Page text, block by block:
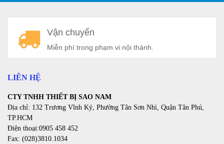
Vận chuyển
Miễn phí trong phạm vi nội thành.
LIÊN HỆ
CTY TNHH THIẾT BỊ SAO NAM
Địa chỉ: 132 Trương Vĩnh Ký, Phường Tân Sơn Nhì, Quận Tân Phú,
TP.HCM
Điện thoại:0905 458 452
Fax: (028)3810.1034